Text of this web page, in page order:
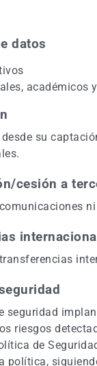
datos
académicos
su
cesión a
seguridad
riesgos
de
política,